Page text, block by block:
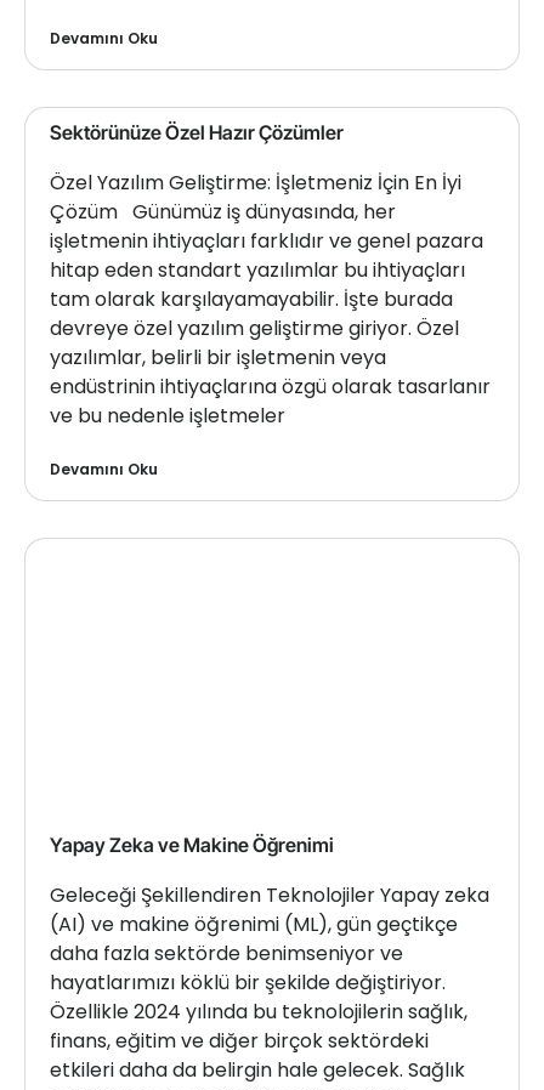
Devamını Oku
Sektörünüze Özel Hazır Çözümler
Özel Yazılım Geliştirme: İşletmeniz İçin En İyi
Çözüm Günümüz iş dünyasında, her
işletmenin ihtiyaçları farklıdır ve genel pazara
hitap eden standart yazılımlar bu ihtiyaçları
tam olarak karşılayamayabilir. İşte burada
devreye özel yazılım geliştirme giriyor. Özel
yazılımlar, belirli bir işletmenin veya
endüstrinin ihtiyaçlarına özgü olarak tasarlanır
ve bu nedenle işletmeler
Devamını Oku
Yapay Zeka ve Makine Öğrenimi
Geleceği Şekillendiren Teknolojiler Yapay zeka
(AI) ve makine öğrenimi (ML), gün geçtikçe
daha fazla sektörde benimseniyor ve
hayatlarımızı köklü bir şekilde değiştiriyor.
Özellikle 2024 yılında bu teknolojilerin sağlık,
finans, eğitim ve diğer birçok sektördeki
etkileri daha da belirgin hale gelecek. Sağlık